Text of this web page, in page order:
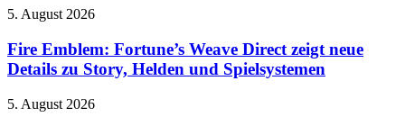
Rätsel-
Design
der
Neuinterpretation
neuen
und
Termine
Überblick
Fire
Fortune’s
Weave
Direct
neue
5. August 2026
Fire Emblem: Fortune’s Weave Direct zeigt neue
Details zu Story, Helden und Spielsystemen
Warhammer
5. August 2026